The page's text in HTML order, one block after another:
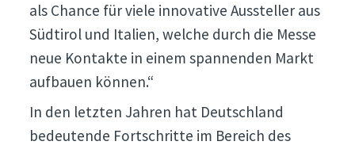
als Chance für viele innovative Aussteller aus
Südtirol und Italien, welche durch die Messe
neue Kontakte in einem spannenden Markt
aufbauen können.“
In den letzten Jahren hat Deutschland
bedeutende Fortschritte im Bereich des